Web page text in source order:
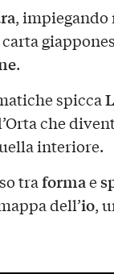
, impiegando
.
spicca
che
interiore.
traformae
dell’io,